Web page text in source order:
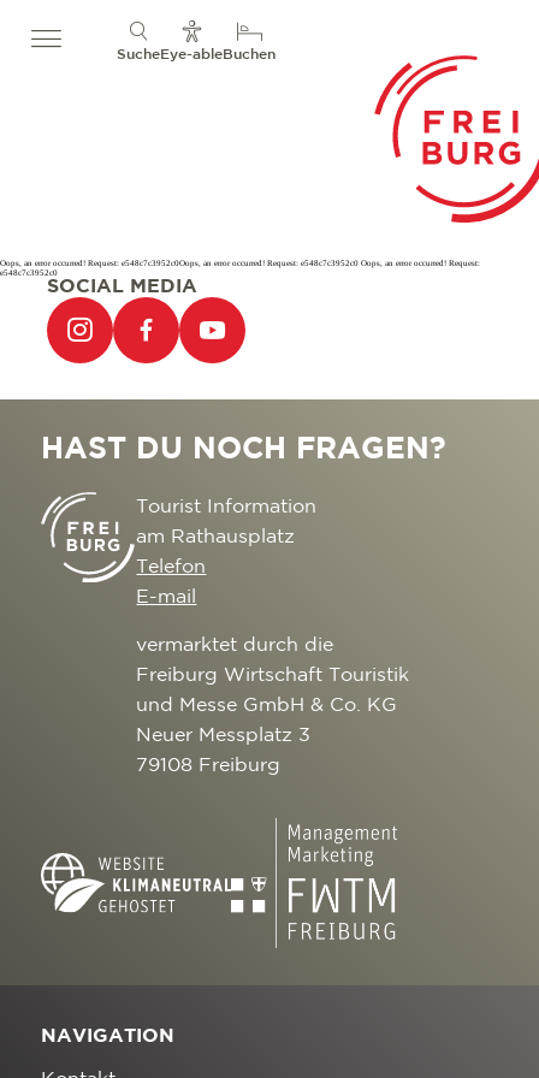
SucheEye-ableBuchen
Oops, an error occurred! Request: e548c7c3952c0Oops, an error occurred! Request: e548c7c3952c0 Oops, an error occurred! Request:
e548c7c3952c0
SOCIAL MEDIA
HAST DU NOCH FRAGEN?
Tourist Information
am Rathausplatz
Telefon
E-mail
vermarktet durch die
Freiburg Wirtschaft Touristik
und Messe GmbH & Co. KG
Neuer Messplatz 3
79108 Freiburg
NAVIGATION